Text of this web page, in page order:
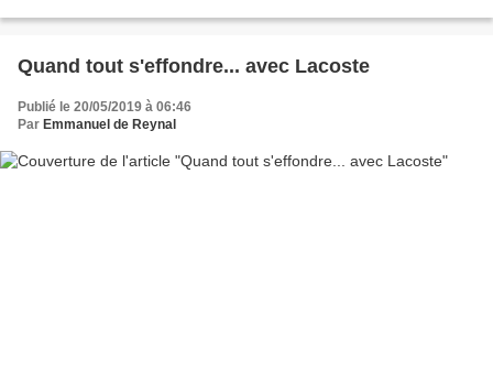
Quand tout s'effondre... avec Lacoste
Publié le 20/05/2019 à 06:46
Par Emmanuel de Reynal